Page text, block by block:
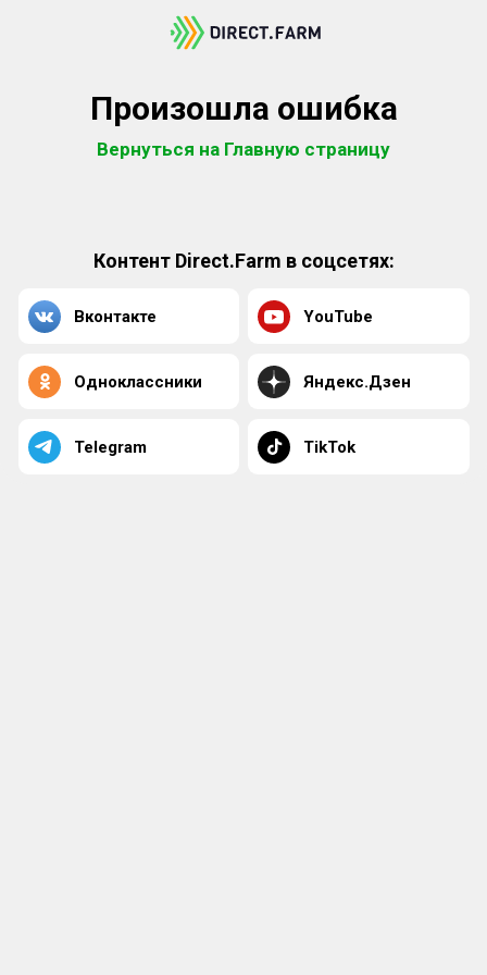
Произошла ошибка
Вернуться на Главную страницу
Контент Direct.Farm в соцсетях:
Вконтакте YouTube
Одноклассники Яндекс.Дзен
Telegram TikTok